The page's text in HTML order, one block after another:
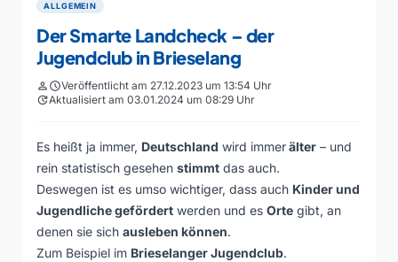
ALLGEMEIN
Der Smarte Landcheck – der
Jugendclub in Brieselang
personscheduleVeröffentlicht am 27.12.2023 um 13:54 Uhr
updateAktualisiert am 03.01.2024 um 08:29 Uhr
Es heißt ja immer, Deutschland wird immerälter – und
rein statistisch gesehen stimmt das auch.
Deswegen ist es umso wichtiger, dass auch Kinder und
Jugendliche gefördert werden und es Orte gibt, an
denen sie sich ausleben können.
Zum Beispiel im Brieselanger Jugendclub.